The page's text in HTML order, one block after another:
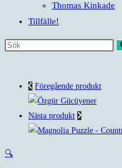
Thomas Kinkade
Tillfälle!
Sök
webbplatsFöregående produkt
Nästa produkt
🔍